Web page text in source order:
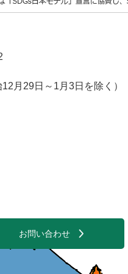
月29日～1月3日を除く）
お問い合わせ